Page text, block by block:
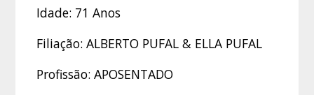
Idade: 71 Anos
Filiação: ALBERTO PUFAL & ELLA PUFAL
Profissão: APOSENTADO